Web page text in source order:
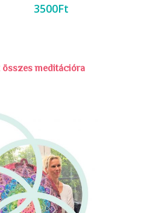
3500Ft
összes meditációra